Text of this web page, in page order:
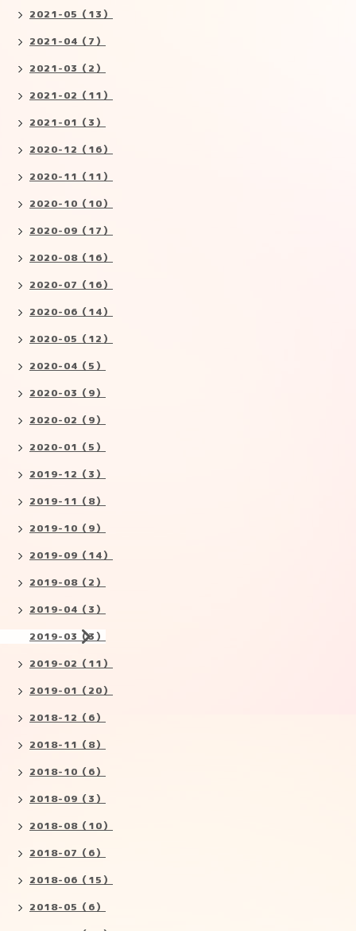
2021-05（13）
2021-04（7）
2021-03（2）
2021-02（11）
2021-01（3）
2020-12（16）
2020-11（11）
2020-10（10）
2020-09（17）
2020-08（16）
2020-07（16）
2020-06（14）
2020-05（12）
2020-04（5）
2020-03（9）
2020-02（9）
2020-01（5）
2019-12（3）
2019-11（8）
2019-10（9）
2019-09（14）
2019-08（2）
2019-04（3）
2019-03（3）
2019-02（11）
2019-01（20）
2018-12（6）
2018-11（8）
2018-10（6）
2018-09（3）
2018-08（10）
2018-07（6）
2018-06（15）
2018-05（6）